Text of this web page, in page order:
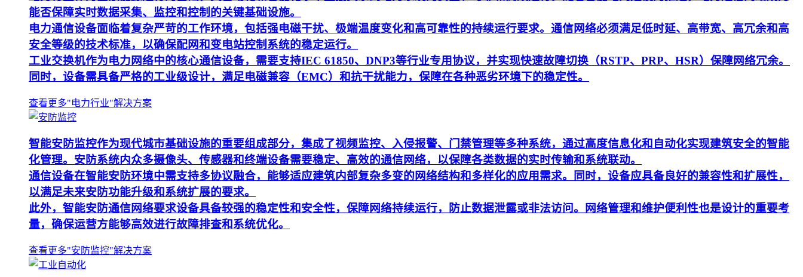
能否保障实时数据采集、监控和控制的关键基础设施。
电力通信设备面临着复杂严苛的工作环境，包括强电磁干扰、极端温度变化和高可靠性的持续运行要求。通信网络必须满足低时延、高带宽、高冗余和高
安全等级的技术标准，以确保配网和变电站控制系统的稳定运行。
工业交换机作为电力网络中的核心通信设备，需要支持IEC 61850、DNP3等行业专用协议，并实现快速故障切换（RSTP、PRP、HSR）保障网络冗余。
同时，设备需具备严格的工业级设计，满足电磁兼容（EMC）和抗干扰能力，保障在各种恶劣环境下的稳定性。
查看更多"电力行业"解决方案
智能安防监控作为现代城市基础设施的重要组成部分，集成了视频监控、入侵报警、门禁管理等多种系统，通过高度信息化和自动化实现建筑安全的智能
化管理。安防系统内众多摄像头、传感器和终端设备需要稳定、高效的通信网络，以保障各类数据的实时传输和系统联动。
通信设备在智能安防环境中需支持多协议融合，能够适应建筑内部复杂多变的网络结构和多样化的应用需求。同时，设备应具备良好的兼容性和扩展性，
以满足未来安防功能升级和系统扩展的要求。
此外，智能安防通信网络要求设备具备较强的稳定性和安全性，保障网络持续运行，防止数据泄露或非法访问。网络管理和维护便利性也是设计的重要考
量，确保运营方能够高效进行故障排查和系统优化。
查看更多"安防监控"解决方案